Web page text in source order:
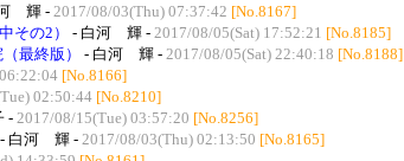
輝 - 2017/08/03(Thu) 07:37:42 [No.8167]
その2） - 白河 輝 - 2017/08/05(Sat) 17:52:21 [No.8185]
最終版） - 白河 輝 - 2017/08/05(Sat) 22:40:18 [No.8188]
[No.8166]
02:50:44 [No.8210]
- 2017/08/15(Tue) 03:57:20 [No.8256]
- 白河 輝 - 2017/08/03(Thu) 02:13:50 [No.8165]